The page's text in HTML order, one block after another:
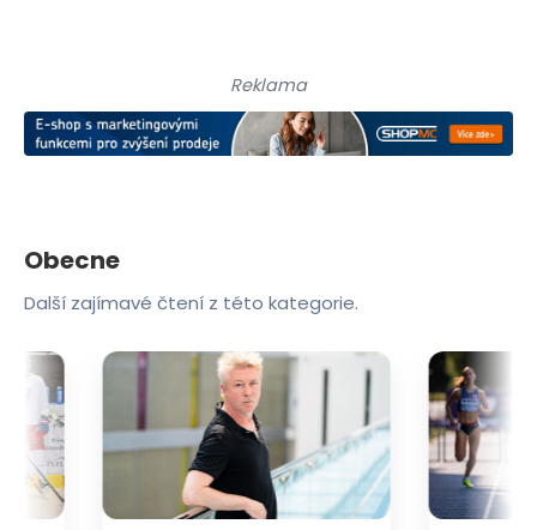
Reklama
Obecne
Další zajímavé čtení z této kategorie.